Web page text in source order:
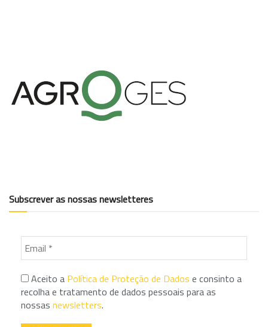
Subscrever as nossas newsletteres
Aceito a Política de Proteção de Dados e consinto a
recolha e tratamento de dados pessoais para as
nossas newsletters.